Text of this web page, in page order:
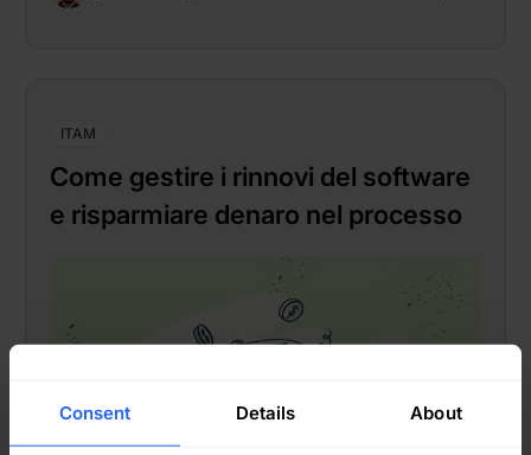
Consent Details About
ITAM
Come gestire i rinnovi del software
e risparmiare denaro nel processo